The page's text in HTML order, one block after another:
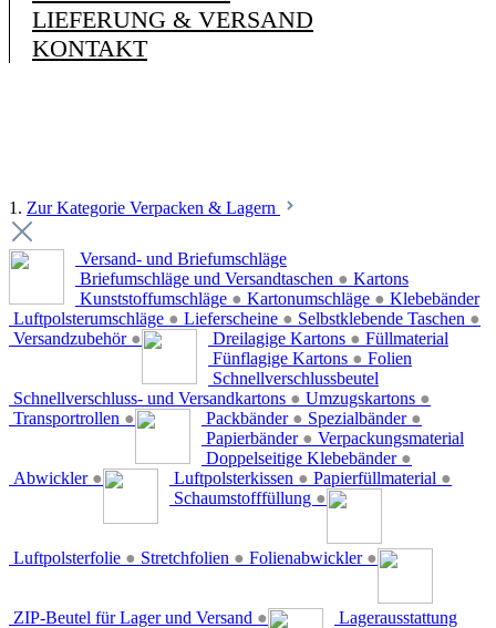
LIEFERUNG & VERSAND
KONTAKT
1. Zur Kategorie Verpacken & Lagern
Versand- und Briefumschläge
Briefumschläge und Versandtaschen ●
Kunststoffumschläge ● Kartonumschläge ●
Luftpolsterumschläge ● Lieferscheine ● Selbstklebende Taschen ●
Versandzubehör ●
Kartons
Dreilagige Kartons ●
Fünflagige Kartons ●
Schnellverschluss- und Versandkartons ● Umzugskartons ●
Transportrollen ●
Klebebänder
Packbänder ● Spezialbänder ●
Papierbänder ●
Doppelseitige Klebebänder ●
Abwickler ●
Füllmaterial
Luftpolsterkissen ● Papierfüllmaterial ●
Schaumstofffüllung ●
Folien
Luftpolsterfolie ● Stretchfolien ● Folienabwickler ●
Schnellverschlussbeutel
ZIP-Beutel für Lager und Versand ●
Verpackungsmaterial
Lagerausstattung